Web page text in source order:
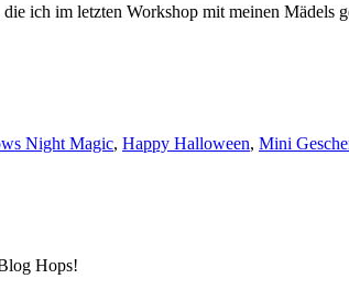
die ich im letzten Workshop mit meinen Mädels
Night Magic, Happy Halloween, Mini
Hops!